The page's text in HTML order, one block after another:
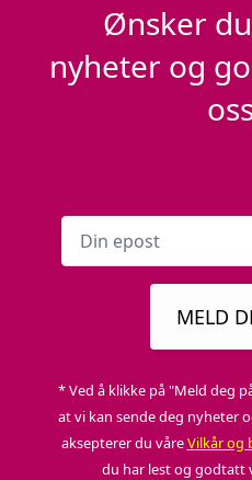
Ønsker
nyheter og
MELD
* Ved å klikke på "Meld deg
at vi kan sende deg nyheter
aksepterer du våreVilkår og
du har lest og godtatt